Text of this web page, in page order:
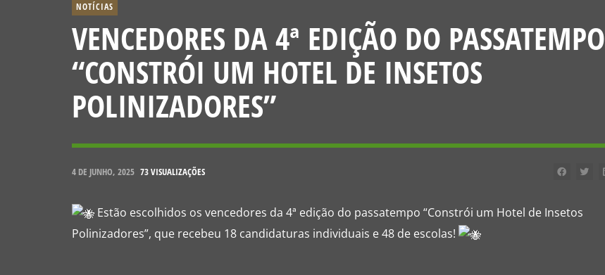
NOTÍCIAS
VENCEDORES DA 4ª EDIÇÃO DO PASSATEMPO
“CONSTRÓI UM HOTEL DE INSETOS
POLINIZADORES”
4 DE JUNHO, 2025 73 VISUALIZAÇÕES
Estão escolhidos os vencedores da 4ª edição do passatempo “Constrói um Hotel de Insetos
Polinizadores”, que recebeu 18 candidaturas individuais e 48 de escolas!